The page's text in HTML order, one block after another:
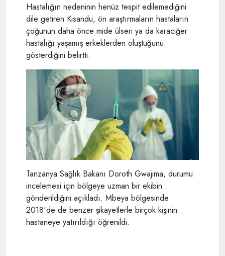
Hastalığın nedeninin henüz tespit edilemediğini
dile getiren Kisandu, ön araştırmaların hastaların
çoğunun daha önce mide ülseri ya da karaciğer
hastalığı yaşamış erkeklerden oluştuğunu
gösterdiğini belirtti.
Tanzanya Sağlık Bakanı Doroth Gwajima, durumu
incelemesi için bölgeye uzman bir ekibin
gönderildiğini açıkladı. Mbeya bölgesinde
2018'de de benzer şikayetlerle birçok kişinin
hastaneye yatırıldığı öğrenildi.